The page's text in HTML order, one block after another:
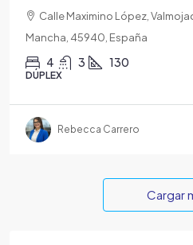
Calle Maximino López,
Mancha, 45940, España
4 3 130
DÚPLEX
Rebecca Carrero
Cargar